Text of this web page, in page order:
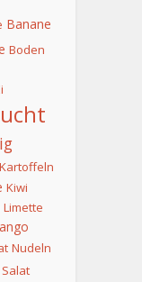
Banane
Boden
Kartoffeln
Kiwi
Limette
Nudeln
Salat